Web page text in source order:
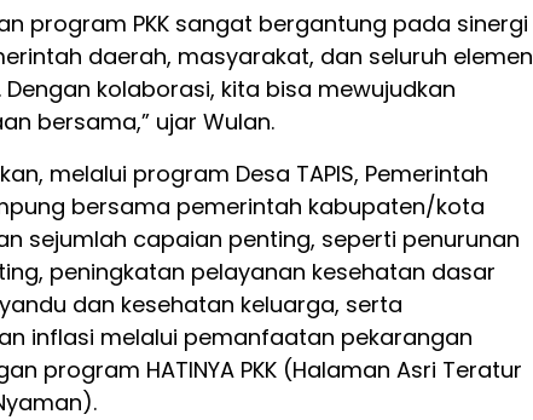
program PKK sangat bergantung pada sinergi
daerah, masyarakat, dan seluruh elemen
Dengan kolaborasi, kita bisa mewujudkan
bersama,” ujar Wulan.
melalui program Desa TAPIS, Pemerintah
bersama pemerintah kabupaten/kota
sejumlah capaian penting, seperti penurunan
peningkatan pelayanan kesehatan dasar
dan kesehatan keluarga, serta
inflasi melalui pemanfaatan pekarangan
program HATINYA PKK (Halaman Asri Teratur